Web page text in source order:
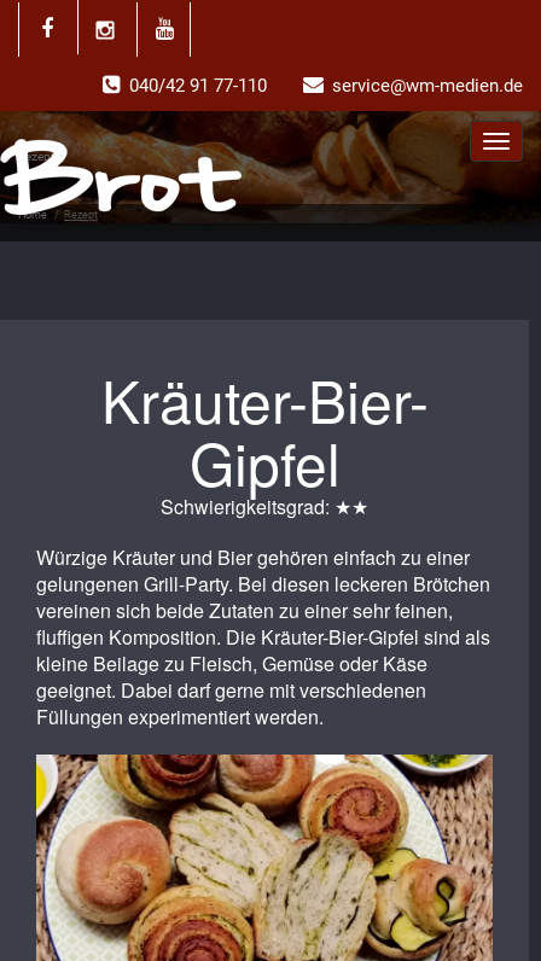
040/42 91 77-110 service@wm-medien.de
Rezept
Home / Rezept
Kräuter-Bier-
Gipfel
Schwierigkeitsgrad: ★★
Würzige Kräuter und Bier gehören einfach zu einer
gelungenen Grill-Party. Bei diesen leckeren Brötchen
vereinen sich beide Zutaten zu einer sehr feinen,
fluffigen Komposition. Die Kräuter-Bier-Gipfel sind als
kleine Beilage zu Fleisch, Gemüse oder Käse
geeignet. Dabei darf gerne mit verschiedenen
Füllungen experimentiert werden.